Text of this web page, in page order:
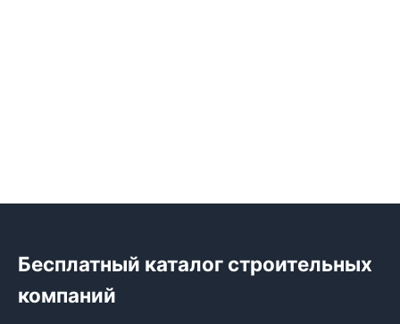
Бесплатный каталог строительных
компаний